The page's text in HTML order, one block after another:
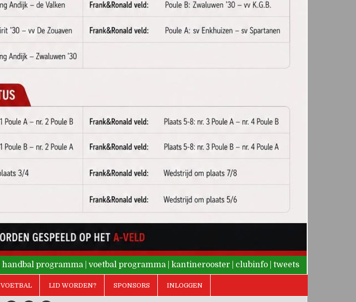
handbal programma voetbal programma kantinerooster clubinfo tweets
VOETBAL LID WORDEN? SPONSORS INLOGGEN